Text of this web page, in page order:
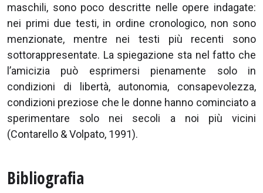
maschili, sono poco descritte nelle opere indagate:
nei primi due testi, in ordine cronologico, non sono
menzionate, mentre nei testi più recenti sono
sottorappresentate. La spiegazione sta nel fatto che
l’amicizia può esprimersi pienamente solo in
condizioni di libertà, autonomia, consapevolezza,
condizioni preziose che le donne hanno cominciato a
sperimentare solo nei secoli a noi più vicini
(Contarello & Volpato, 1991).
Bibliografia